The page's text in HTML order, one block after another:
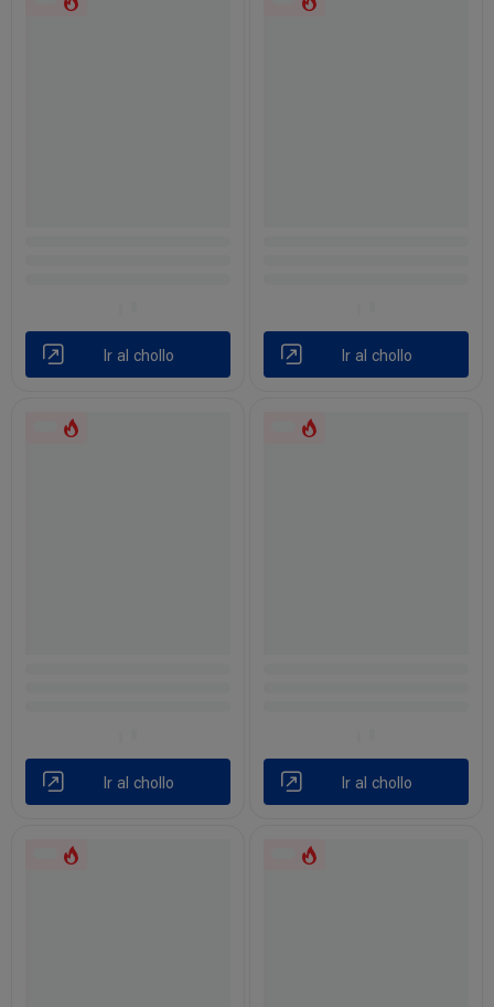
Ir al chollo Ir al chollo
Ir al chollo Ir al chollo